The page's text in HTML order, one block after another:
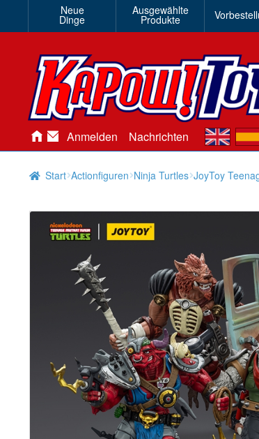
Neue
Dinge
Ausgewählte
Produkte
Anmelden Nachrichten en es
Start Actionfiguren Ninja Turtles JoyToy